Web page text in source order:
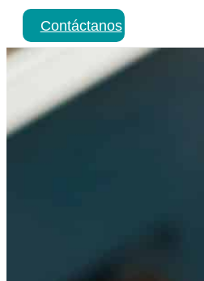
Contáctanos